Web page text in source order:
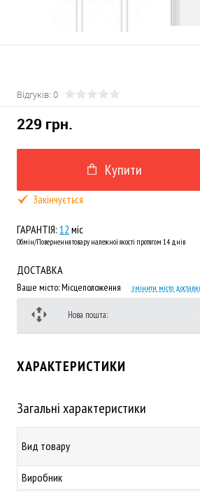
Відгуків: 0
229 грн.
Купити
Закінчується
ГАРАНТІЯ: 12 міс
Обмін/Повернення товару належної якості протягом 14 днів
ДОСТАВКА
Ваше місто:Місцеположення змінити місто
Нова пошта:
ХАРАКТЕРИСТИКИ
Загальні характеристики
Вид товару
Виробник